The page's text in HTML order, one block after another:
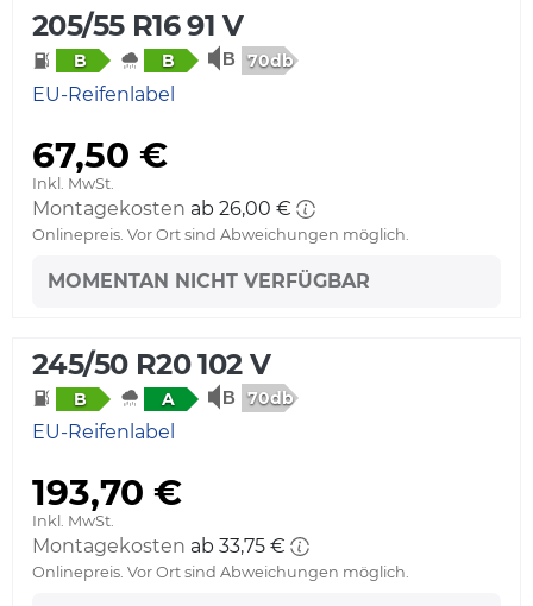
205/55 R16 91 V
B B 70db
EU-Reifenlabel
67,50 €
Inkl. MwSt.
Montagekosten ab 26,00 €
Onlinepreis. Vor Ort sind Abweichungen möglich.
MOMENTAN NICHT VERFÜGBAR
245/50 R20 102 V
B A 70db
EU-Reifenlabel
193,70 €
Inkl. MwSt.
Montagekosten ab 33,75 €
Onlinepreis. Vor Ort sind Abweichungen möglich.